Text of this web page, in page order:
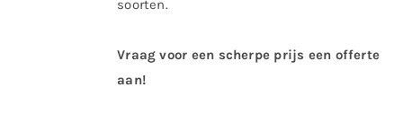
soorten.
Vraag voor een scherpe prijs een offerte
aan!